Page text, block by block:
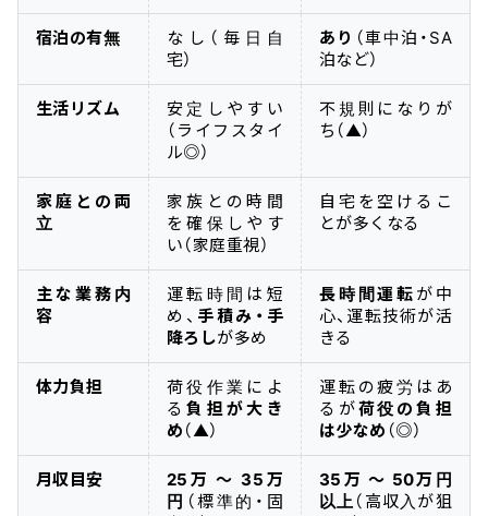
宿泊の有無
なし（毎日自
宅）
あり （車中泊・SA
泊など）
生活リズム
安定しやすい
（ライフスタイ
ル◎）
不規則になりが
ち（▲）
家庭との両
立
家族との時間
を確保しやす
い（家庭重視）
自宅を空けるこ
とが多くなる
主な業務内
容
運転時間は短
め、 手積み・手
降ろしが多め
長時間運転 が中
心、運転技術が活
きる
体力負担
荷役作業によ
る負担が大き
め （▲）
運転の疲労はあ
るが荷役の負担
は少なめ （◎）
月収目安
25万 〜 35万
円 （標準的・固
35万 〜 50万円
以上 （高収入が狙